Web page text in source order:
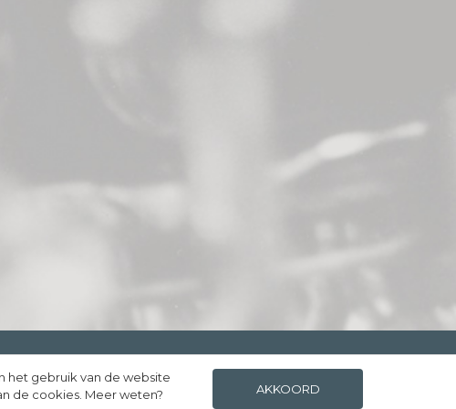
INSTAGRAM
het gebruik van de website
de cookies. Meer weten?
AKKOORD